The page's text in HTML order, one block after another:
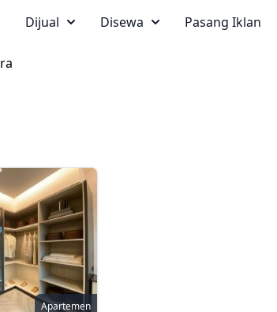
Dijual Disewa Pasang Iklan
Apartemen